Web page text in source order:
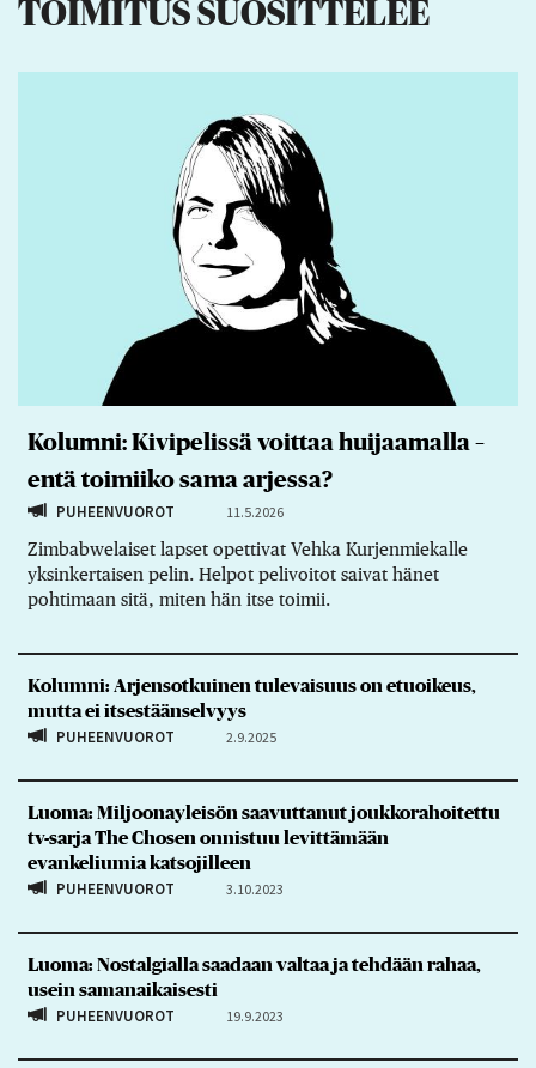
TOIMITUS SUOSITTELEE
Kolumni: Kivipelissä voittaa huijaamalla –
entä toimiiko sama arjessa?
PUHEENVUOROT 11.5.2026
Zimbabwelaiset lapset opettivat Vehka Kurjenmiekalle
yksinkertaisen pelin. Helpot pelivoitot saivat hänet
pohtimaan sitä, miten hän itse toimii.
Kolumni: Arjensotkuinen tulevaisuus on etuoikeus,
mutta ei itsestäänselvyys
PUHEENVUOROT 2.9.2025
Luoma: Miljoonayleisön saavuttanut joukkorahoitettu
tv-sarja The Chosen onnistuu levittämään
evankeliumia katsojilleen
PUHEENVUOROT 3.10.2023
Luoma: Nostalgialla saadaan valtaa ja tehdään rahaa,
usein samanaikaisesti
PUHEENVUOROT 19.9.2023